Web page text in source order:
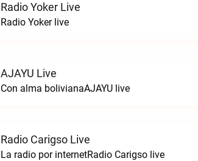
Radio Yoker Live
Radio Yoker live
AJAYU Live
Con alma bolivianaAJAYU live
Radio Carigso Live
La radio por internetRadio Carigso live